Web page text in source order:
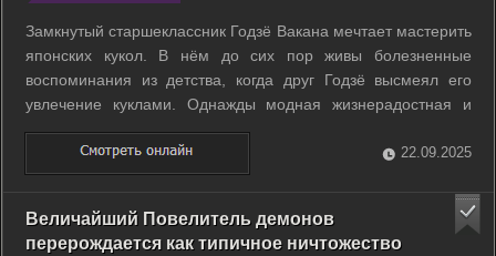
Замкнутый старшеклассник Годзё Вакана мечтает мастерить
японских кукол. В нём до сих пор живы болезненные
воспоминания из детства, когда друг Годзё высмеял его
увлечение куклами. Однажды модная жизнерадостная и
сексуальная красавица Марин Китагава застала Годзё за
шитьем. С этого момента одинокий «кукольник» забыл о
тишине и спокойствии, ведь ...
22.09.2025
Величайший Повелитель демонов
перерождается как типичное ничтожество